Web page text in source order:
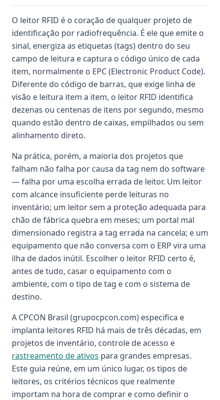
O leitor RFID é o coração de qualquer projeto de
identificação por radiofrequência. É ele que emite o
sinal, energiza as etiquetas (tags) dentro do seu
campo de leitura e captura o código único de cada
item, normalmente o EPC (Electronic Product Code).
Diferente do código de barras, que exige linha de
visão e leitura item a item, o leitor RFID identifica
dezenas ou centenas de itens por segundo, mesmo
quando estão dentro de caixas, empilhados ou sem
alinhamento direto.
Na prática, porém, a maioria dos projetos que
falham não falha por causa da tag nem do software
— falha por uma escolha errada de leitor. Um leitor
com alcance insuficiente perde leituras no
inventário; um leitor sem a proteção adequada para
chão de fábrica quebra em meses; um portal mal
dimensionado registra a tag errada na cancela; e um
equipamento que não conversa com o ERP vira uma
ilha de dados inútil. Escolher o leitor RFID certo é,
antes de tudo, casar o equipamento com o
ambiente, com o tipo de tag e com o sistema de
destino.
A CPCON Brasil (grupocpcon.com) especifica e
implanta leitores RFID há mais de três décadas, em
projetos de inventário, controle de acesso e
rastreamento de ativos para grandes empresas.
Este guia reúne, em um único lugar, os tipos de
leitores, os critérios técnicos que realmente
importam na hora de comprar e como definir o